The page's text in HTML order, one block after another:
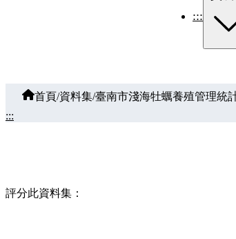
:::
首頁/資料集/臺南市淺海牡蠣養殖管理統
:::
評分此資料集：